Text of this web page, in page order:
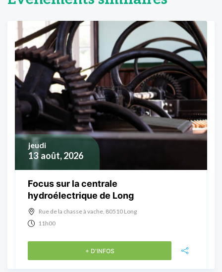
13 août, 2026
jeudi
Focus sur la centrale
hydroélectrique de Long
Rue de la chasse à vache, 80510 Long
11h00
+ D'INFOS